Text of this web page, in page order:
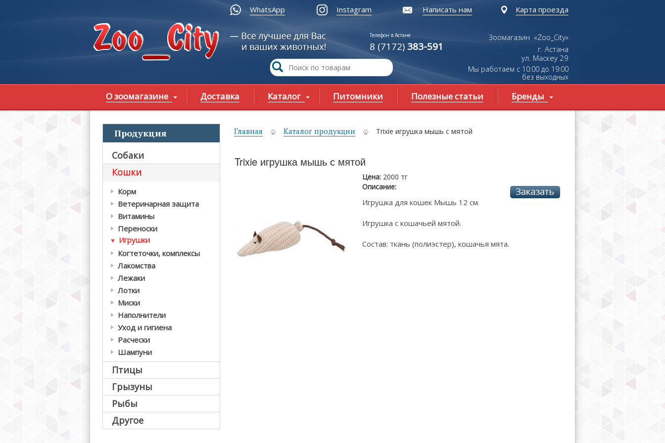
WhatsApp Instagram Написать нам Карта проезда
Телефон в Астане
8 (7172) 383-591
Зоомагазин «Zoo_City»
г. Астана
ул. Маскеу29
Мы работаем с 10:00 до 19:00
без выходных
О зоомагазине Доставка Каталог Питомники Полезные статьи Бренды
Продукция
Собаки
Кошки
Корм
Ветеринарная защита
Витамины
Переноски
Игрушки
Когтеточки, комплексы
Лакомства
Лежаки
Лотки
Миски
Наполнители
Уход и гигиена
Расчески
Шампуни
Птицы
Грызуны
Рыбы
Другое
Вы здесь
Главная Каталог продукции Trixie игрушка мышь с мятой
Trixie игрушка мышь с мятой
Цена: 2000 тг
Описание:
Игрушка для кошек Мышь 12 см.
Игрушка с кошачьей мятой.
Состав: ткань (полиэстер), кошачья мята.